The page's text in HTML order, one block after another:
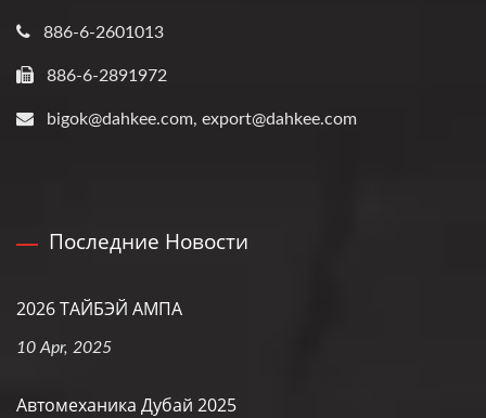
886-6-2601013
886-6-2891972
bigok@dahkee.com, export@dahkee.com
Последние Новости
2026 ТАЙБЭЙ АМПА
10 Apr, 2025
Автомеханика Дубай 2025